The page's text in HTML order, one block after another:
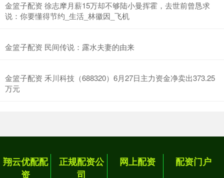
金篮子配资 徐志摩月薪15万却不够陆小曼挥霍，去世前曾恳求
说：你要懂得节约_生活_林徽因_飞机
金篮子配资 民间传说：露水夫妻的由来
金篮子配资 禾川科技（688320）6月27日主力资金净卖出373.25
万元
翔云优配配
资
正规配资公
司
网上配资 配资门户